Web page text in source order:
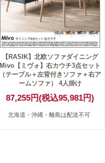
【RASIK】北欧ソファダイニング
Mivo【ミヴォ】右カウチ3点セット
（テーブル＋左背付きソファ＋右ア
ームソファ） 4人掛け
87,255円(税込95,981円)
北海道・沖縄・離島は配送不可